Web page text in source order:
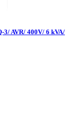
3/ AVR/ 400V/ 6 kVA/